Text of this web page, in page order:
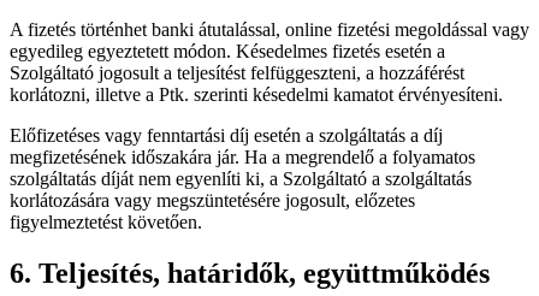
A fizetés történhet banki átutalással, online fizetési megoldással vagy
egyedileg egyeztetett módon. Késedelmes fizetés esetén a
Szolgáltató jogosult a teljesítést felfüggeszteni, a hozzáférést
korlátozni, illetve a Ptk. szerinti késedelmi kamatot érvényesíteni.
Előfizetéses vagy fenntartási díj esetén a szolgáltatás a díj
megfizetésének időszakára jár. Ha a megrendelő a folyamatos
szolgáltatás díját nem egyenlíti ki, a Szolgáltató a szolgáltatás
korlátozására vagy megszüntetésére jogosult, előzetes
figyelmeztetést követően.
6. Teljesítés, határidők, együttműködés